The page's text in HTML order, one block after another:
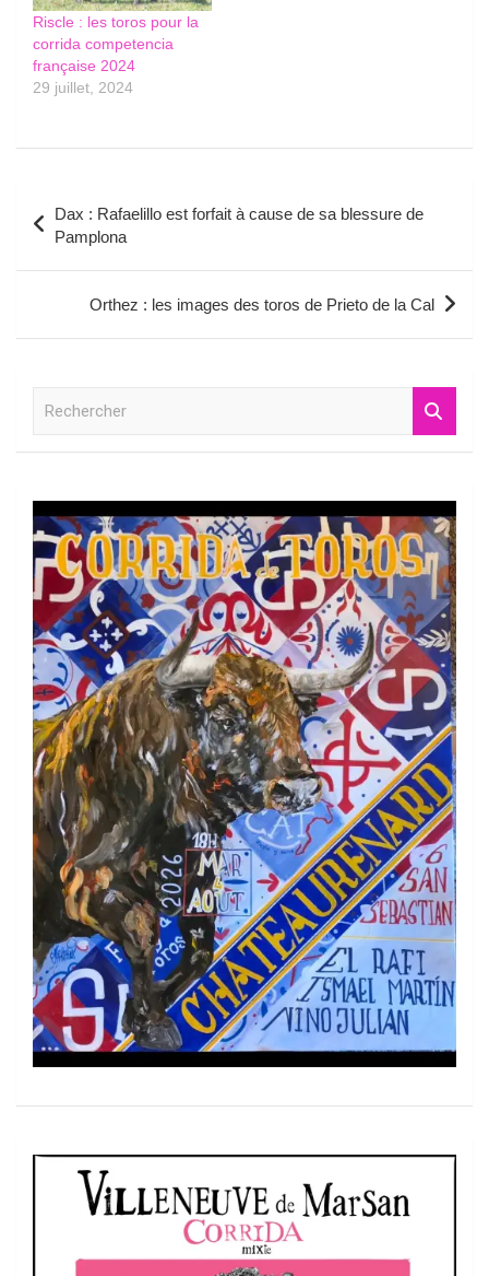
Riscle : les toros pour la
corrida competencia
française 2024
29 juillet, 2024
de
l’article
Dax : Rafaelillo est forfait à cause de sa blessure de
Pamplona
Orthez : les images des toros de Prieto de la Cal
r
c
h
e
r